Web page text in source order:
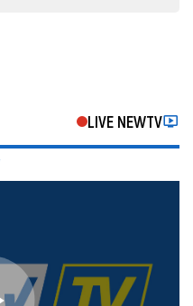
LIVE NEWTV